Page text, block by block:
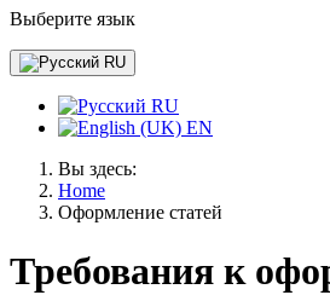
Выберите язык
RU
RU
EN
Вы здесь:
Home
Оформление статей
Требования к